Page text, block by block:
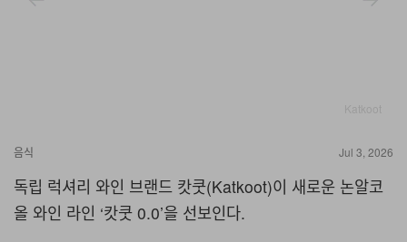
음식 Jul 3, 2026
독립 럭셔리 와인 브랜드 캇쿳(Katkoot)이 새로운 논알코
올 와인 라인 ‘캇쿳 0.0’을 선보인다.